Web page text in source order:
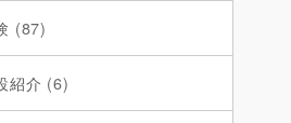
(87)
紹介 (6)